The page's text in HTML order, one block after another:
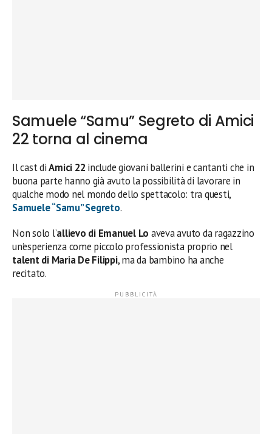
Samuele “Samu” Segreto di Amici
22 torna al cinema
Il cast diAmici 22 include giovani ballerini e cantanti che in
buona parte hanno già avuto la possibilità di lavorare in
qualche modo nel mondo dello spettacolo: tra questi,
Samuele “Samu” Segreto.
Non solo l’allievo di Emanuel Lo aveva avuto da ragazzino
un’esperienza come piccolo professionista proprio nel
talent di Maria De Filippi, ma da bambino ha anche
recitato.